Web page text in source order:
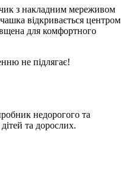
з накладним мереживом
відкривається центром
для комфортного
не підлягає!
недорогого та
та дорослих.